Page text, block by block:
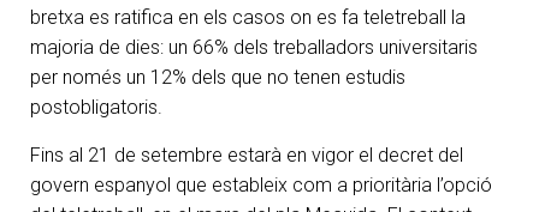
bretxa es ratifica en els casos on es fa teletreball la
majoria de dies: un 66% dels treballadors universitaris
per només un 12% dels que no tenen estudis
postobligatoris.
Fins al 21 de setembre estarà en vigor el decret del
govern espanyol que estableix com a prioritària l’opció